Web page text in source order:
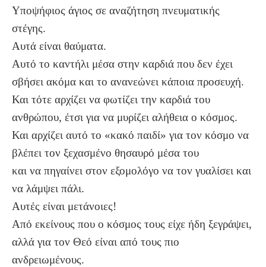
Υποψήφιος άγιος σε αναζήτηση πνευματικής
στέγης.
Αυτά είναι θαύματα.
Αυτό το καντήλι μέσα στην καρδιά που δεν έχει
σβήσει ακόμα και το ανανεώνει κάποια προσευχή.
Και τότε αρχίζει να φωτίζει την καρδιά του
ανθρώπου, έτσι για να μυρίζει αλήθεια ο κόσμος.
Και αρχίζει αυτό το «κακό παιδί» για τον κόσμο να
βλέπει τον ξεχασμένο θησαυρό μέσα του
και να πηγαίνει στον εξομολόγο να τον γυαλίσει και
να λάμψει πάλι.
Αυτές είναι μετάνοιες!
Από εκείνους που ο κόσμος τους είχε ήδη ξεγράψει,
αλλά για τον Θεό είναι από τους πιο
ανδρειωμένους.